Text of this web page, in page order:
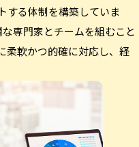
する体制を構築していま
専門家とチームを組むこと
柔軟かつ的確に対応し、経